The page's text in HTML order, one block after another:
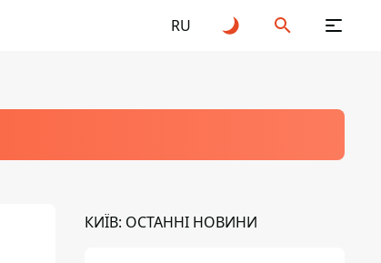
RU
КИЇВ: ОСТАННІ НОВИНИ